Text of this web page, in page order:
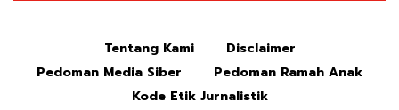
Tentang Kami
Disclaimer
Pedoman Media Siber
Pedoman Ramah Anak
Kode Etik Jurnalistik